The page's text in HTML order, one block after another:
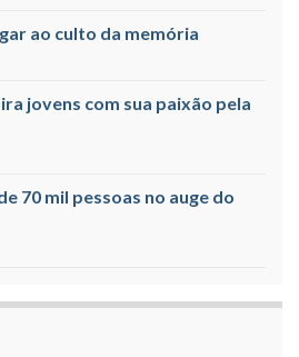
ao culto da memória
jovens com sua paixão pela
70 mil pessoas no auge do